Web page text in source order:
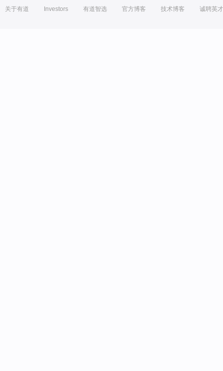
关于有道 Investors 有道智选 官方博客 技术博客 诚聘英才